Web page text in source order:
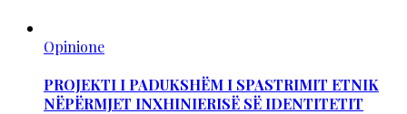
Opinione
PROJEKTI I PADUKSHËM I SPASTRIMIT ETNIK
NËPËRMJET INXHINIERISË SË IDENTITETIT